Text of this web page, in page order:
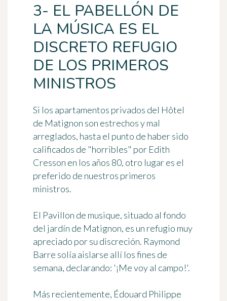
3- EL PABELLÓN DE
LA MÚSICA ES EL
DISCRETO REFUGIO
DE LOS PRIMEROS
MINISTROS
Si los apartamentos privados del Hôtel
de Matignon son estrechos y mal
arreglados, hasta el punto de haber sido
calificados de "horribles" por Edith
Cresson en los años 80, otro lugar es el
preferido de nuestros primeros
ministros.
El Pavillon de musique, situado al fondo
del jardín de Matignon, es un refugio muy
apreciado por su discreción. Raymond
Barre solía aislarse allí los fines de
semana, declarando: '¡Me voy al campo!'.
Más recientemente, Édouard Philippe